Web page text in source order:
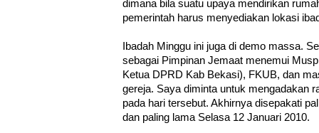
dimana bila suatu upaya mendirikan
pemerintah harus menyediakan lokasi
Ibadah Minggu ini juga di demo massa.
sebagai Pimpinan Jemaat menemui
Ketua DPRD Kab Bekasi), FKUB, dan
gereja. Saya diminta untuk mengadakan
pada hari tersebut. Akhirnya disepakati
dan paling lama Selasa 12 Januari 2010.